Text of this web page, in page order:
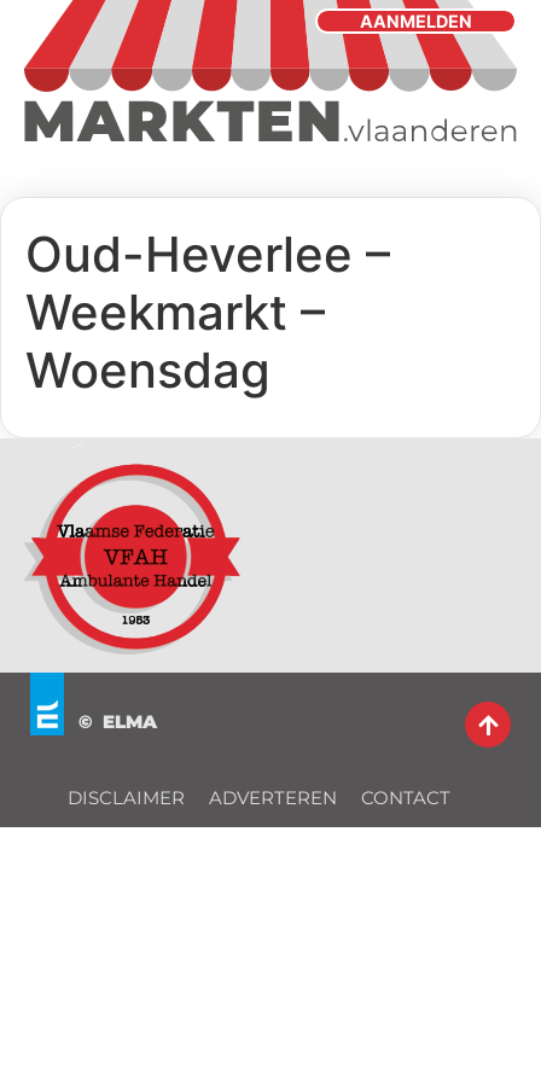
AANMELDEN
Oud-Heverlee –
Weekmarkt –
Woensdag
© ELMA
DISCLAIMER ADVERTEREN CONTACT